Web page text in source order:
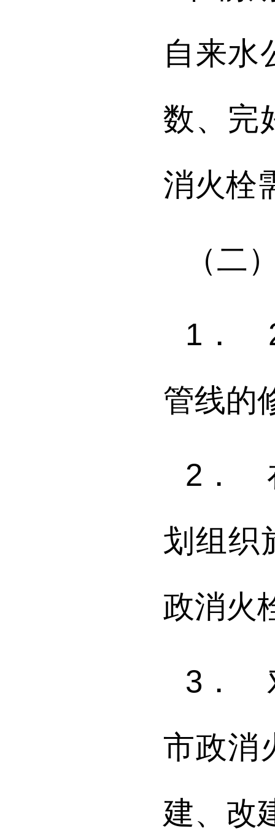
自来水
数、完
消火栓
（二
1．
管线的
2．
划组织
政消火
3．
市政消
建、改